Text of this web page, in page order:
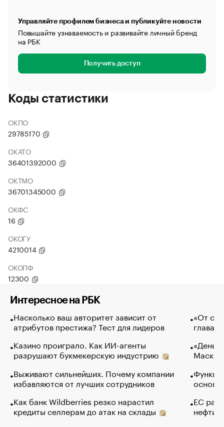
Управляйте профилем бизнеса и публикуйте новости
Повышайте узнаваемость и развивайте личный бренд
на РБК
Получить доступ
Коды статистики
ОКПО
29785170
ОКАТО
36401392000
ОКТМО
36701345000
ОКФС
16
ОКОГУ
4210014
ОКОПФ
12300
Интересное на РБК
Насколько ваш авторитет зависит от
атрибутов престижа? Тест для лидеров
Казино проиграло. Как ИИ-агенты
разрушают букмекерскую индустрию
Выживают сильнейших. Почему компании
избавляются от лучших сотрудников
Как банк Wildberries резко нарастил
кредиты селлерам до атак на склады
«От
глава
Маск в
основ
ЕС
нефти